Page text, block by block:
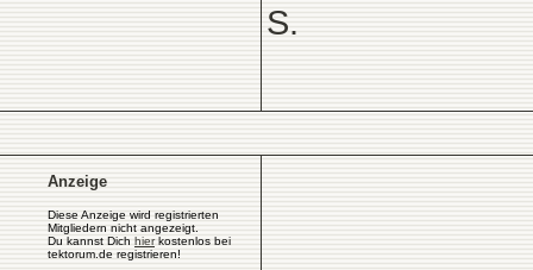
S.
Anzeige
Diese Anzeige wird registrierten
Mitgliedern nicht angezeigt.
Du kannst Dich hierkostenlos bei
tektorum.de registrieren!